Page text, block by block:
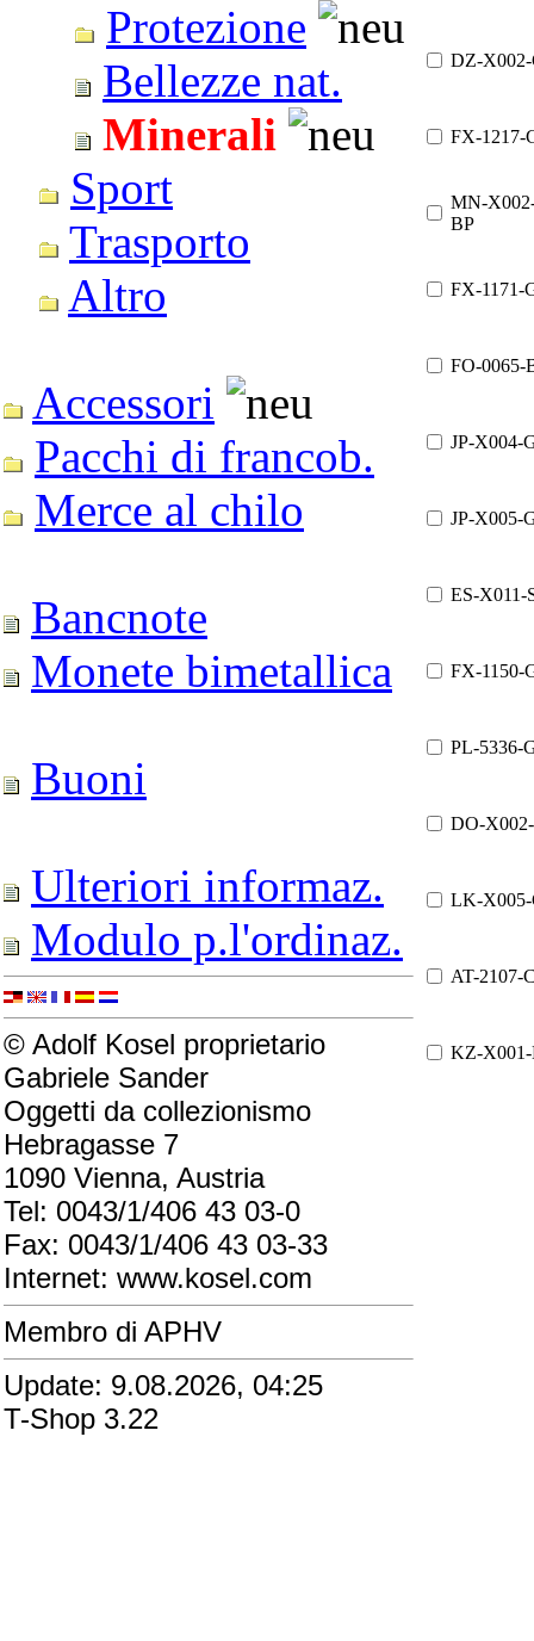
Protezione
Bellezze nat.
Minerali
Sport
Trasporto
Altro
Accessori
Pacchi di francob.
Merce al chilo
Bancnote
Monete bimetallica
Buoni
Ulteriori informaz.
Modulo p.l'ordinaz.
© Adolf Kosel proprietario
Gabriele Sander
Oggetti da collezionismo
Hebragasse 7
1090 Vienna, Austria
Tel: 0043/1/406 43 03-0
Fax: 0043/1/406 43 03-33
Internet: www.kosel.com
Membro di APHV
Update: 9.08.2026, 04:25
T-Shop 3.22
DZ-X002-
FX-1217-
MN-
BP
FX-1171-
FO-0065-
JP-X004-
JP-X005-
ES-X011-
FX-1150-
PL-5336-
DO-
LK-X005-
AT-2107-
KZ-